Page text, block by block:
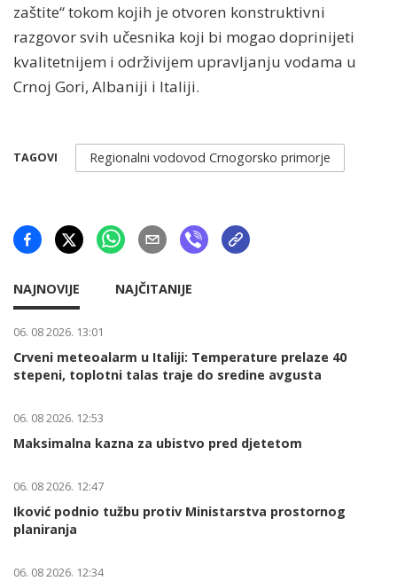
zaštite“ tokom kojih je otvoren konstruktivni
razgovor svih učesnika koji bi mogao doprinijeti
kvalitetnijem i održivijem upravljanju vodama u
Crnoj Gori, Albaniji i Italiji.
TAGOVI Regionalni vodovod Crnogorsko primorje
NAJNOVIJE NAJČITANIJE
06. 08 2026. 13:01
Crveni meteoalarm u Italiji: Temperature prelaze 40
stepeni, toplotni talas traje do sredine avgusta
06. 08 2026. 12:53
Maksimalna kazna za ubistvo pred djetetom
06. 08 2026. 12:47
Iković podnio tužbu protiv Ministarstva prostornog
planiranja
06. 08 2026. 12:34